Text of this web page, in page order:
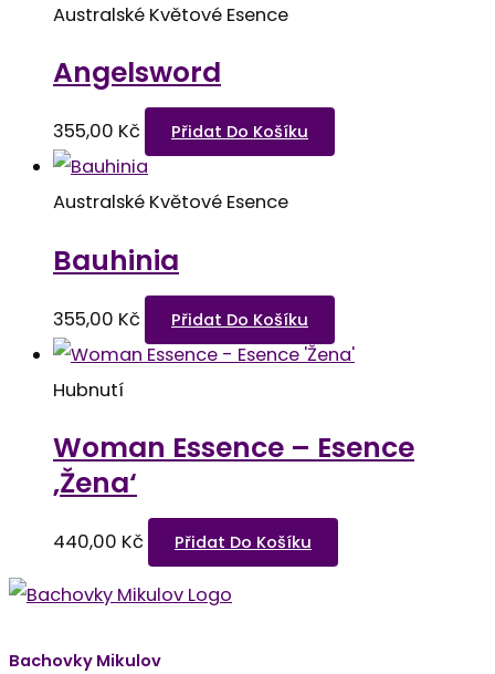
Australské Květové Esence
Angelsword
355,00 Kč Přidat Do Košíku
Australské Květové Esence
Bauhinia
355,00 Kč Přidat Do Košíku
Hubnutí
Woman Essence – Esence
‚Žena‘
440,00 Kč Přidat Do Košíku
Bachovky Mikulov